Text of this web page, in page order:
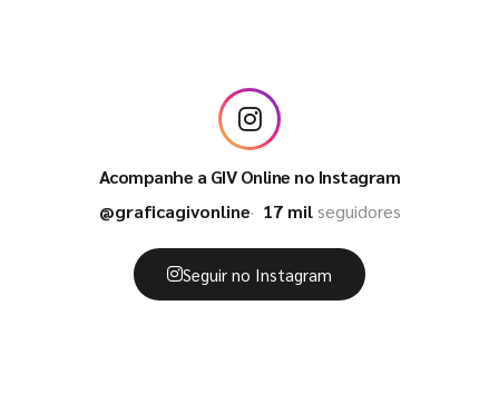
Acompanhe a GIV Online no Instagram
@graficagivonline
17 milseguidores
Seguir no Instagram